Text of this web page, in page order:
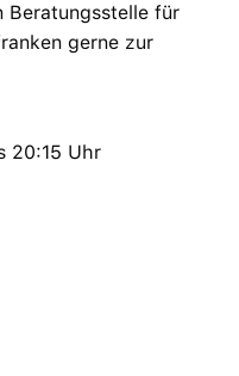
Beratungsstelle für
gerne zur
20:15 Uhr